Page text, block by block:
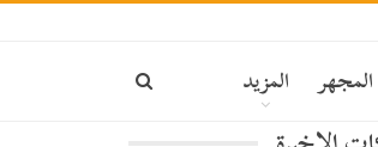
المزيد